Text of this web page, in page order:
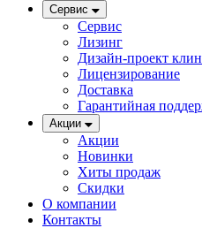
Сервис
Сервис
Лизинг
Дизайн-проект
Лицензирование
Доставка
Гарантийная
Акции
Акции
Новинки
Хиты продаж
Скидки
О компании
Контакты